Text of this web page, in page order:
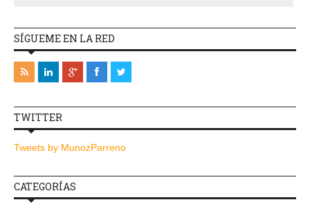
SÍGUEME EN LA RED
TWITTER
Tweets by MunozParreno
CATEGORÍAS